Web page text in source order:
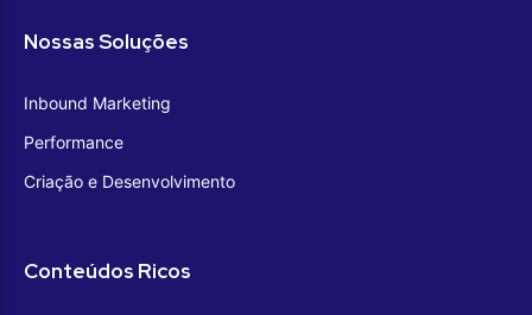
Nossas Soluções
Inbound Marketing
Performance
Criação e Desenvolvimento
Conteúdos Ricos